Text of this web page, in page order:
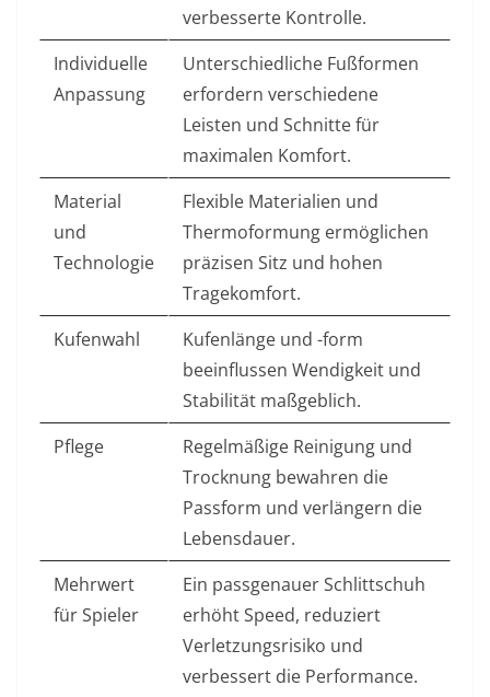
verbesserte Kontrolle.
Individuelle
Anpassung
Unterschiedliche Fußformen
erfordern verschiedene
Leisten und Schnitte für
maximalen Komfort.
Material
und
Technologie
Flexible Materialien und
Thermoformung ermöglichen
präzisen Sitz und hohen
Tragekomfort.
Kufenwahl
Kufenlänge und -form
beeinflussen Wendigkeit und
Stabilität maßgeblich.
Pflege
Regelmäßige Reinigung und
Trocknung bewahren die
Passform und verlängern die
Lebensdauer.
Mehrwert
für Spieler
Ein passgenauer Schlittschuh
erhöht Speed, reduziert
Verletzungsrisiko und
verbessert die Performance.